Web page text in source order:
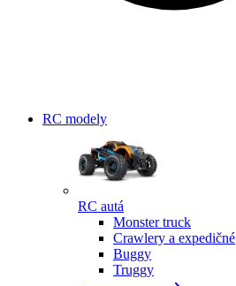
RC modely
RC autá
Monster truck
Crawlery a expedičné
Buggy
Truggy